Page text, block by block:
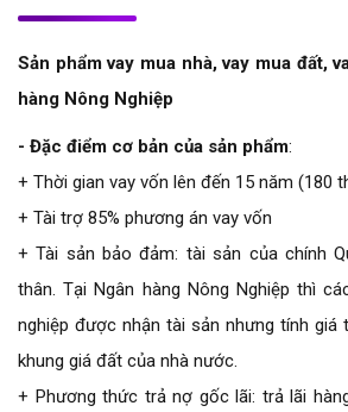
Sản phẩm vay mua nhà, vay mua đất,
hàng Nông Nghiệp
- Đặc điểm cơ bản của sản phẩm:
+ Thời gian vay vốn lên đến 15 năm (180
+ Tài trợ 85% phương án vay vốn
+ Tài sản bảo đảm: tài sản của chính
thân. Tại Ngân hàng Nông Nghiệp thì
nghiệp được nhận tài sản nhưng tính giá
khung giá đất của nhà nước.
+ Phương thức trả nợ gốc lãi: trả lãi